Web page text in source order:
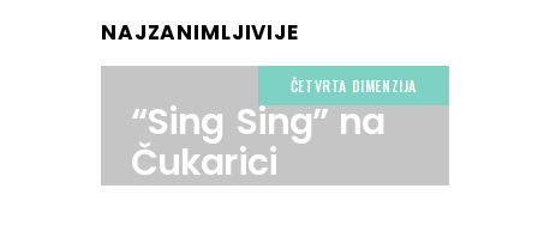
NAJZANIMLJIVIJE
ČETVRTA DIMENZIJA
“Sing Sing” na
Čukarici